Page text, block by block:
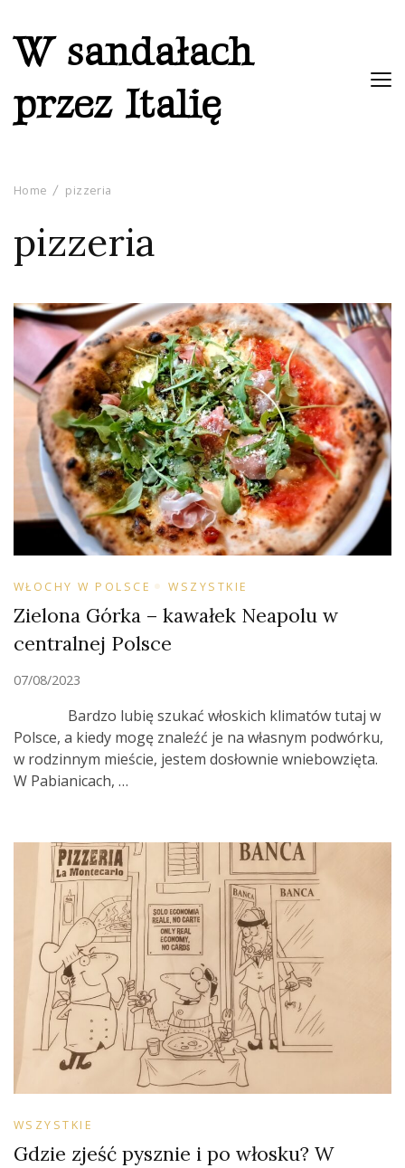
W sandałach
przez Italię
Home pizzeria
pizzeria
WŁOCHY W POLSCE WSZYSTKIE
Zielona Górka – kawałek Neapolu w
centralnej Polsce
07/08/2023
Bardzo lubię szukać włoskich klimatów tutaj w
Polsce, a kiedy mogę znaleźć je na własnym podwórku,
w rodzinnym mieście, jestem dosłownie wniebowzięta.
W Pabianicach, …
WSZYSTKIE
Gdzie zjeść pysznie i po włosku? W